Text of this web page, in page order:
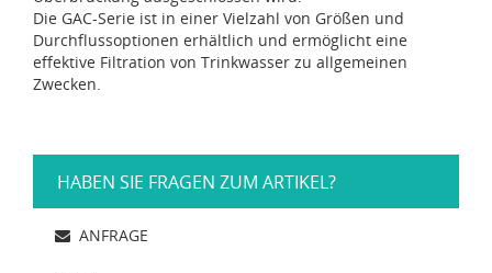
Die GAC-Serie ist in einer Vielzahl von Größen und
Durchflussoptionen erhältlich und ermöglicht eine
effektive Filtration von Trinkwasser zu allgemeinen
Zwecken.
HABEN SIE FRAGEN ZUM ARTIKEL?
ANFRAGE